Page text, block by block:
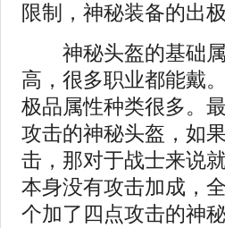
限制，神秘装备的出
神秘头盔的基础属
高，很多职业都能戴
极品属性种类很多。
攻击的神秘头盔，如
击，那对于战士来说
本身没有攻击加成，
个加了四点攻击的神